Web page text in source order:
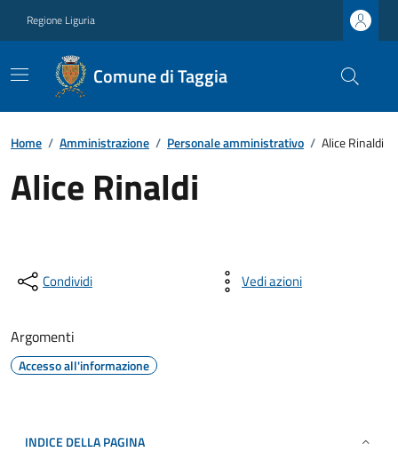
Regione Liguria
Comune di Taggia
Home / Amministrazione / Personale amministrativo / Alice Rinaldi
Alice Rinaldi
Condividi Vedi azioni
Argomenti
Accesso all'informazione
INDICE DELLA PAGINA